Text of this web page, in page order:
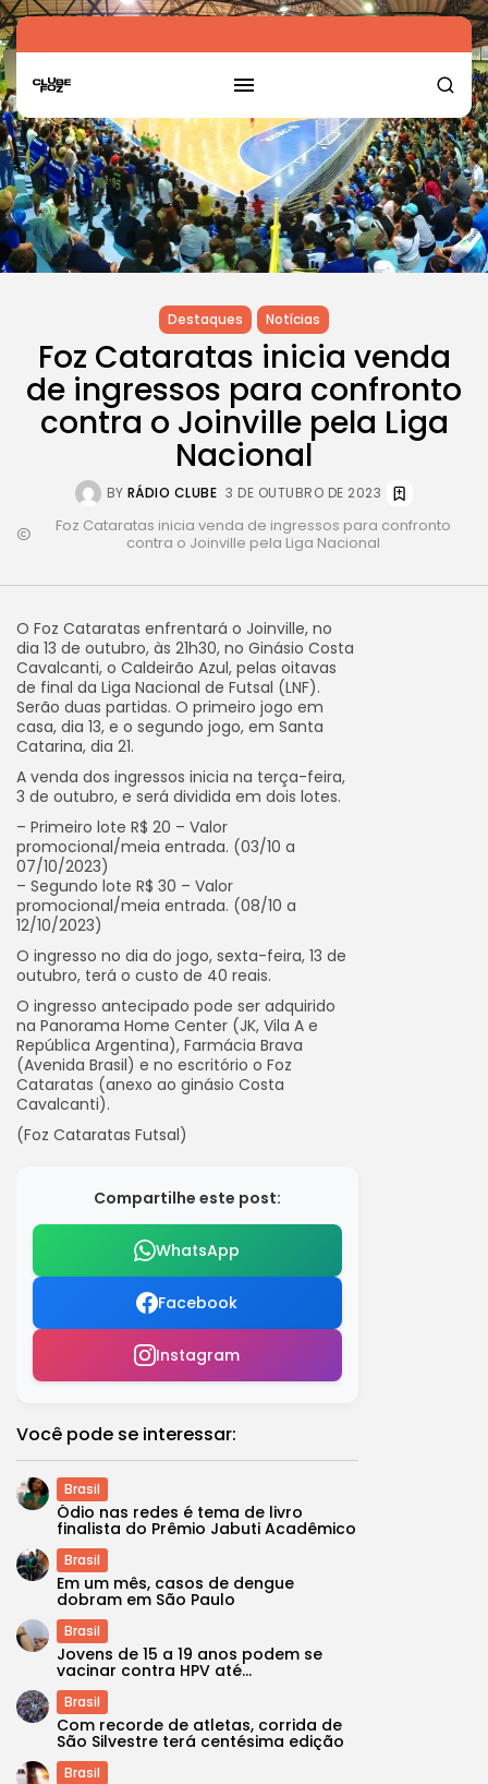
Destaques Notícias
Foz Cataratas inicia venda
de ingressos para confronto
contra o Joinville pela Liga
Nacional
BY RÁDIO CLUBE 3 DE OUTUBRO DE 2023
Foz Cataratas inicia venda de ingressos para confronto
contra o Joinville pela Liga Nacional
O Foz Cataratas enfrentará o Joinville, no
dia 13 de outubro, às 21h30, no Ginásio Costa
Cavalcanti, o Caldeirão Azul, pelas oitavas
de final da Liga Nacional de Futsal (LNF).
Serão duas partidas. O primeiro jogo em
casa, dia 13, e o segundo jogo, em Santa
Catarina, dia 21.
A venda dos ingressos inicia na terça-feira,
3 de outubro, e será dividida em dois lotes.
– Primeiro lote R$ 20 – Valor
promocional/meia entrada. (03/10 a
07/10/2023)
– Segundo lote R$ 30 – Valor
promocional/meia entrada. (08/10 a
12/10/2023)
O ingresso no dia do jogo, sexta-feira, 13 de
outubro, terá o custo de 40 reais.
O ingresso antecipado pode ser adquirido
na Panorama Home Center (JK, Vila A e
República Argentina), Farmácia Brava
(Avenida Brasil) e no escritório o Foz
Cataratas (anexo ao ginásio Costa
Cavalcanti).
(Foz Cataratas Futsal)
Compartilhe este post:
WhatsApp
Facebook
Instagram
Você pode se interessar:
Brasil
Ódio nas redes é tema de livro
finalista do Prêmio Jabuti Acadêmico
Brasil
Em um mês, casos de dengue
dobram em São Paulo
Brasil
Jovens de 15 a 19 anos podem se
vacinar contra HPV até...
Brasil
Com recorde de atletas, corrida de
São Silvestre terá centésima edição
Brasil